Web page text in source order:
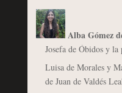
Alba Gómez
Josefa de Óbidos y
Luisa de Morales y
de Juan de Valdés